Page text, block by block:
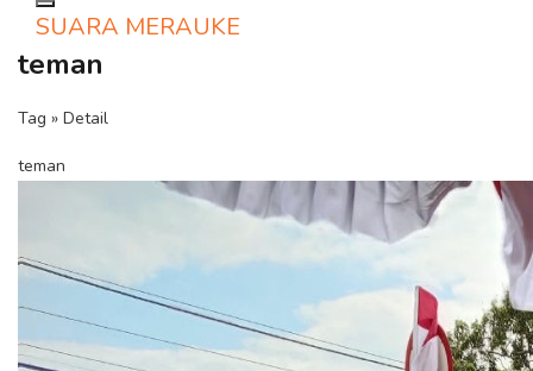
Toggle navigation
SUARA MERAUKE
teman
Tag » Detail
teman